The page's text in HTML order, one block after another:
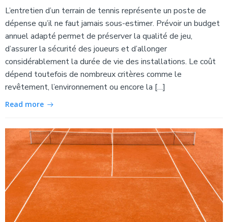
L’entretien d’un terrain de tennis représente un poste de
dépense qu’il ne faut jamais sous-estimer. Prévoir un budget
annuel adapté permet de préserver la qualité de jeu,
d’assurer la sécurité des joueurs et d’allonger
considérablement la durée de vie des installations. Le coût
dépend toutefois de nombreux critères comme le
revêtement, l’environnement ou encore la […]
Read more